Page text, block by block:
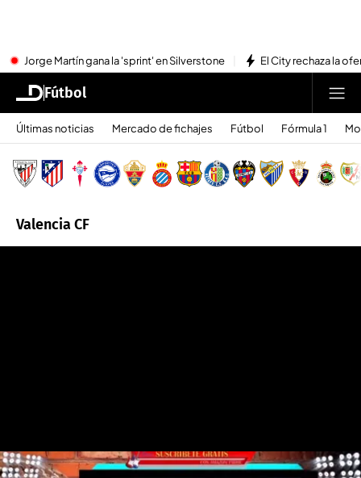
Jorge Martín gana la 'sprint' en Silverstone El City rechaza la
Fútbol
Últimas noticias Mercado de fichajes Fútbol Fórmula 1
Valencia CF
Otamendi admite que estuvo a punto de volver al Valencia